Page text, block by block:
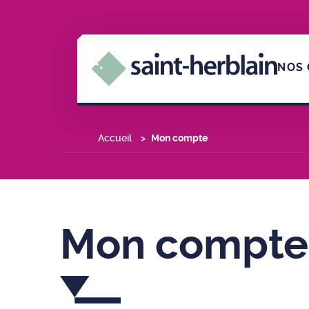
NOS
Accueil Mon compte
Mon compte